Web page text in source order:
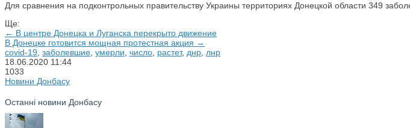
Для сравнения на подконтрольных правительству Украины территориях Донецкой области 349
Ще:
← В центре Донецка и Луганска перекрыто движение
В Донецке готовится мощная протестная акция →
covid-19 заболевшие умерли число растет, днр лнр
18.06.2020 11:44
1033
Новини Донбасу
Останні новини Донбасу